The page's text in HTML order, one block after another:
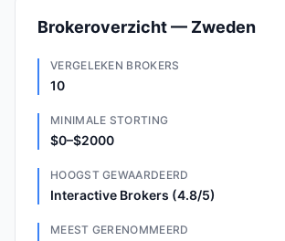
Brokeroverzicht — Zweden
VERGELEKEN BROKERS
10
MINIMALE STORTING
$0–$2000
HOOGST GEWAARDEERD
Interactive Brokers (4.8/5)
MEEST GERENOMMEERD